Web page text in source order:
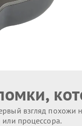
взгляд похожи
или процессора.